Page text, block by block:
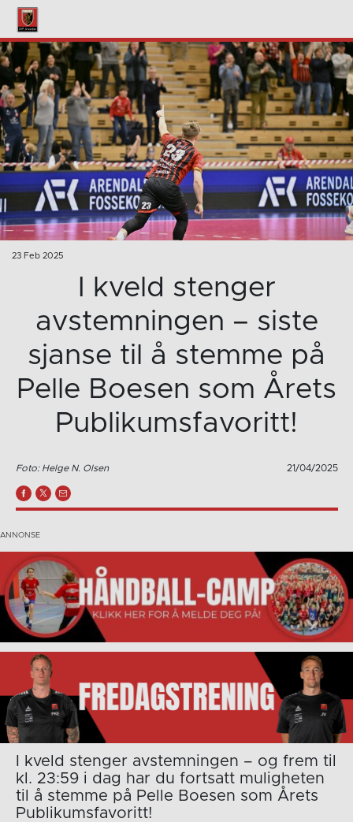
23 Feb 2025
I kveld stenger
avstemningen – siste
sjanse til å stemme på
Pelle Boesen som Årets
Publikumsfavoritt!
Foto: Helge N. Olsen 21/04/2025
I kveld stenger avstemningen – og frem til
kl. 23:59 i dag har du fortsatt muligheten
til å stemme på Pelle Boesen som Årets
Publikumsfavoritt!